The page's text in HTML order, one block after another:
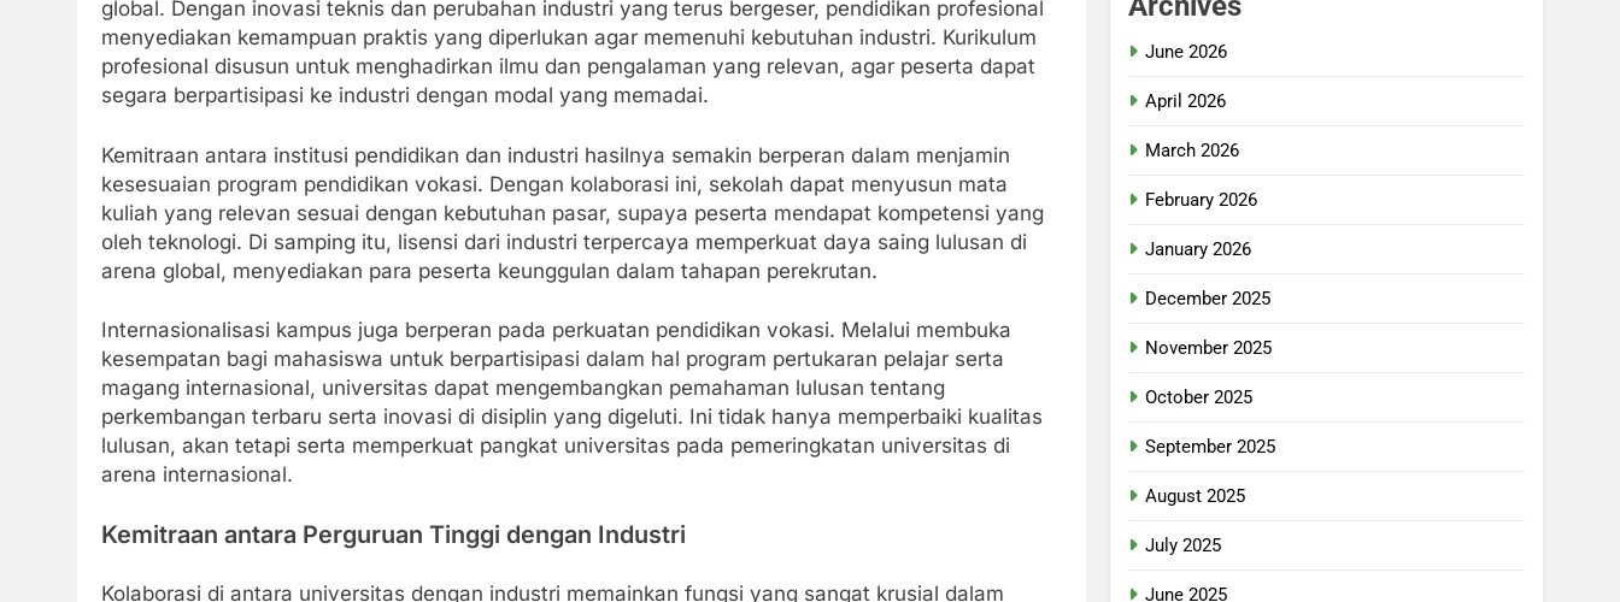
global. Dengan inovasi teknis dan perubahan industri yang terus bergeser, pendidikan profesional
menyediakan kemampuan praktis yang diperlukan agar memenuhi kebutuhan industri. Kurikulum
profesional disusun untuk menghadirkan ilmu dan pengalaman yang relevan, agar peserta dapat
segara berpartisipasi ke industri dengan modal yang memadai.
Kemitraan antara institusi pendidikan dan industri hasilnya semakin berperan dalam menjamin
kesesuaian program pendidikan vokasi. Dengan kolaborasi ini, sekolah dapat menyusun mata
kuliah yang relevan sesuai dengan kebutuhan pasar, supaya peserta mendapat kompetensi yang
oleh teknologi. Di samping itu, lisensi dari industri terpercaya memperkuat daya saing lulusan di
arena global, menyediakan para peserta keunggulan dalam tahapan perekrutan.
Internasionalisasi kampus juga berperan pada perkuatan pendidikan vokasi. Melalui membuka
kesempatan bagi mahasiswa untuk berpartisipasi dalam hal program pertukaran pelajar serta
magang internasional, universitas dapat mengembangkan pemahaman lulusan tentang
perkembangan terbaru serta inovasi di disiplin yang digeluti. Ini tidak hanya memperbaiki kualitas
lulusan, akan tetapi serta memperkuat pangkat universitas pada pemeringkatan universitas di
arena internasional.
Kemitraan antara Perguruan Tinggi dengan Industri
Kolaborasi di antara universitas dengan industri memainkan fungsi yang sangat krusial dalam
June 2026
April 2026
March 2026
February 2026
January 2026
December 2025
November 2025
October 2025
September 2025
August 2025
July 2025
June 2025